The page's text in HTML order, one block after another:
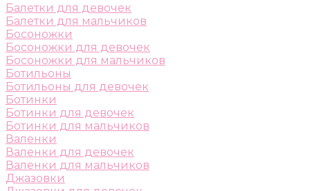
Балетки для девочек
Балетки для мальчиков
Босоножки
Босоножки для девочек
Босоножки для мальчиков
Ботильоны
Ботильоны для девочек
Ботинки
Ботинки для девочек
Ботинки для мальчиков
Валенки
Валенки для девочек
Валенки для мальчиков
Джазовки